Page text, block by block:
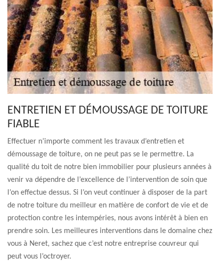
ENTRETIEN ET DÉMOUSSAGE DE TOITURE
FIABLE
Effectuer n’importe comment les travaux d’entretien et
démoussage de toiture, on ne peut pas se le permettre. La
qualité du toit de notre bien immobilier pour plusieurs années à
venir va dépendre de l’excellence de l’intervention de soin que
l’on effectue dessus. Si l’on veut continuer à disposer de la part
de notre toiture du meilleur en matière de confort de vie et de
protection contre les intempéries, nous avons intérêt à bien en
prendre soin. Les meilleures interventions dans le domaine chez
vous à Neret, sachez que c’est notre entreprise couvreur qui
peut vous l’octroyer.